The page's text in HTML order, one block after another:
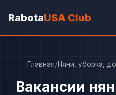
RabotaUSA Club
Главная/Няни, уборка,
Вакансии